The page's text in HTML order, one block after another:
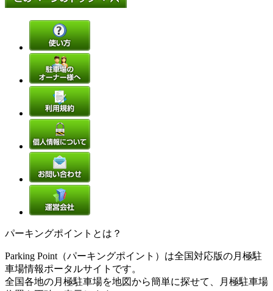
パーキングポイントとは？
Parking Point（パーキングポイント）は全国対応版の月極駐
車場情報ポータルサイトです。
全国各地の月極駐車場を地図から簡単に探せて、月極駐車場